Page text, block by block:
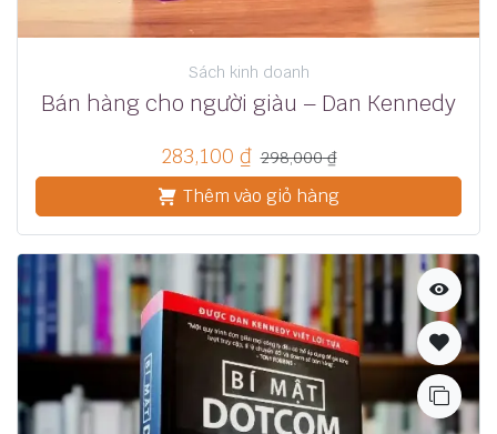
Sách kinh doanh
Bán hàng cho người giàu – Dan Kennedy
283,100 ₫ 298,000₫
Thêm vào giỏ hàng